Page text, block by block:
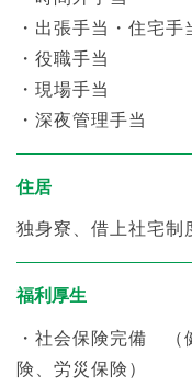
・出張手当・住宅手
・役職手当
・現場手当
・深夜管理手当
住居
独身寮、借上社宅制
福利厚生
・社会保険完備 （
険、労災保険）